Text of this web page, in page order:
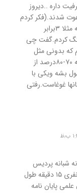
نکنی .جامدات رازی۳نفر ظرفیت داره ..دیروز
شدند.(فکر کردم
چون تهرانها امسال۴-۵برابر بودند الان میگه مثلا ۳برابر
هنگ کردم.گفت چی
که بدونی مثل
اینکه امسال فقط تهرانها کم دعوت کردند که ۷۰-۸۰درصد از
بشه ویکی با
غوغاست.رفتی
شبانه پردیس
نزدیک ۳۰ نفر فک کنم دعپت کرده بودن!! نفری ۱۵ دقیقه طول
پایان نامه